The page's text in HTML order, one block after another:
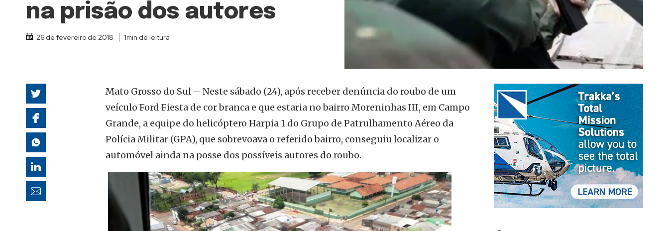
autoridades
na prisão dos autores
26 de fevereiro de 2018 1min de leitura
Mato Grosso do Sul – Neste sábado (24), após receber denúncia do roubo de um
veículo Ford Fiesta de cor branca e que estaria no bairro Moreninhas III, em Campo
Grande, a equipe do helicóptero Harpia 1 do Grupo de Patrulhamento Aéreo da
Polícia Militar (GPA), que sobrevoava o referido bairro, conseguiu localizar o
automóvel ainda na posse dos possíveis autores do roubo.